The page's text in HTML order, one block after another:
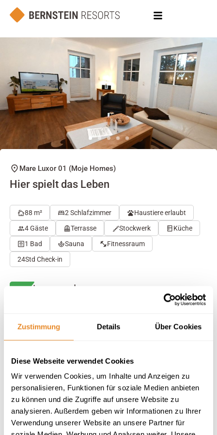
Zustimmung Details Über Cookies
Diese Webseite verwendet Cookies
Wir verwenden Cookies, um Inhalte und Anzeigen zu
personalisieren, Funktionen für soziale Medien anbieten
zu können und die Zugriffe auf unsere Website zu
analysieren. Außerdem geben wir Informationen zu Ihrer
Verwendung unserer Website an unsere Partner für
Mare Luxor 01 (Moje Homes)
Hier spielt das Leben
88 m² 2 Schlafzimmer
Haustiere erlaubt
4 Gäste
Terrasse Stockwerk
Küche
1 Bad
Sauna
Fitnessraum
24Std Check-in
Herausragend
Auf die Merkliste
Ausstattung
28 Bewertungen